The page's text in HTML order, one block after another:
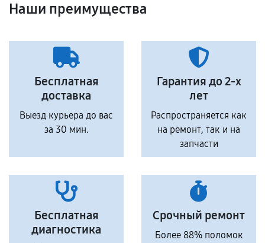
Наши преимущества
Бесплатная
доставка
Выезд курьера до вас
за 30 мин.
Гарантия до 2-х
лет
Распространяется как
на ремонт, так и на
запчасти
Бесплатная
диагностика
Срочный ремонт
Более 88% поломок